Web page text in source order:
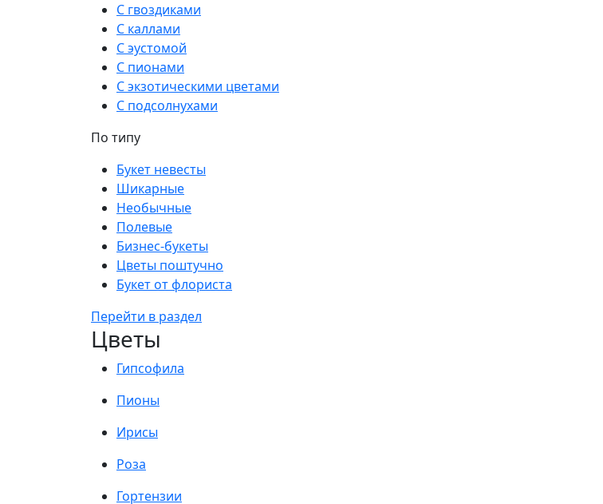
С гвоздиками
С каллами
С эустомой
С пионами
С экзотическими цветами
С подсолнухами
По типу
Букет невесты
Шикарные
Необычные
Полевые
Бизнес-букеты
Цветы поштучно
Букет от флориста
Перейти в раздел
Цветы
Гипсофила
Пионы
Ирисы
Роза
Гортензии